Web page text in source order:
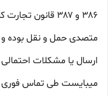
۳۸۶ و ۳۸۷ قانون
متصدی حمل و نقل بوده و
ارسال یا مشکلات
میبایست طی تماس فوری